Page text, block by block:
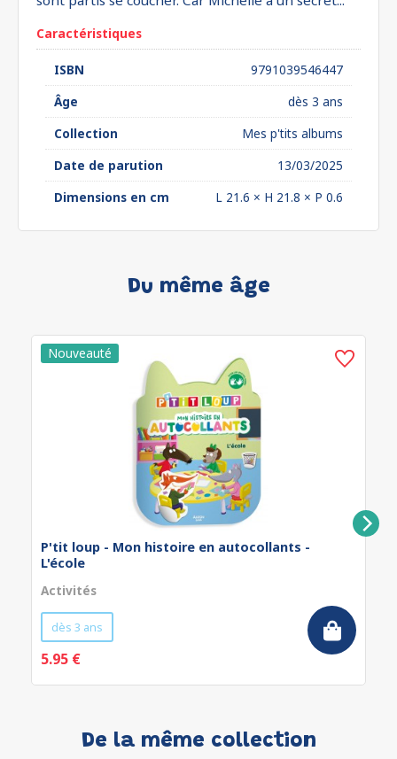
Caractéristiques
ISBN
9791039546447
Âge
dès 3 ans
Collection
Mes p'tits albums
Date de parution
13/03/2025
Dimensions en cm
L 21.6 × H 21.8 × P 0.6
Du même âge
P'tit loup - Mon histoire en autocollants -
L'école
Activités
dès 3 ans
5.95 €
De la même collection